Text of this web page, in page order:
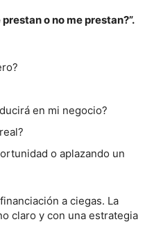
o no me prestan?”.
en mi negocio?
o aplazando un
a ciegas. La
claro y con una estrategia